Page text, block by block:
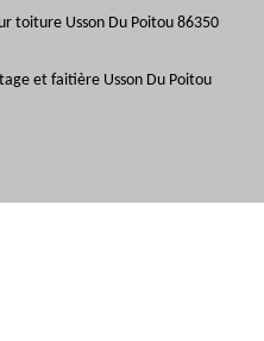
toiture Usson Du Poitou 86350
et faitière Usson Du Poitou